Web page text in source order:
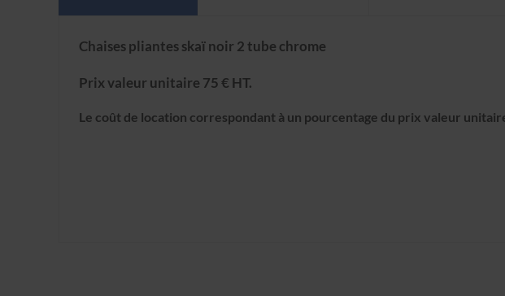
Chaises pliantes skaï noir 2 tube chrome
Prix valeur unitaire 75 € HT.
Le coût de location correspondant à un pourcentage du prix valeur